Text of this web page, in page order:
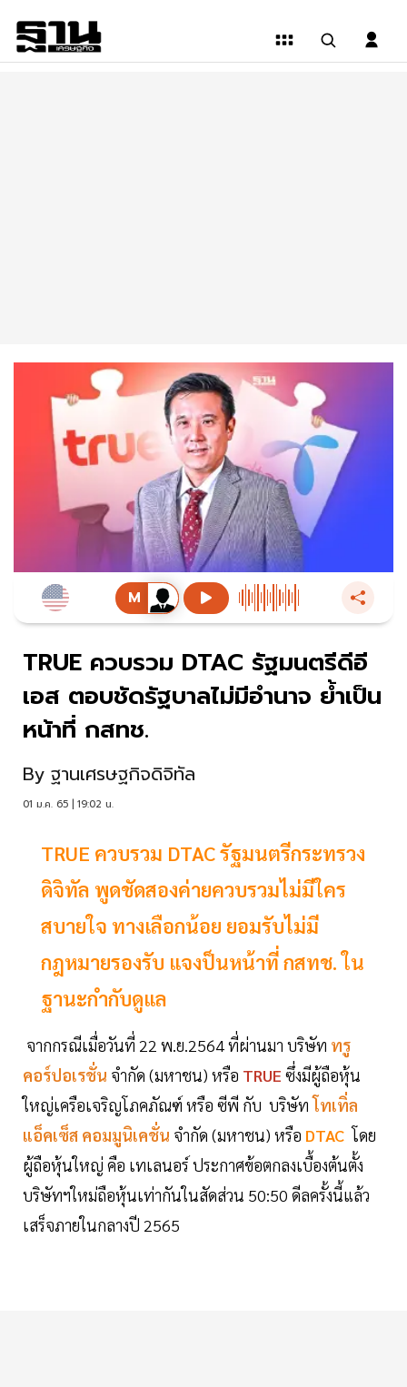
TRUE ควบรวม DTAC รัฐมนตรีดีอี
เอส ตอบชัดรัฐบาลไม่มีอำนาจ ย้ำเป็น
หน้าที่ กสทช.
By ฐานเศรษฐกิจดิจิทัล
01 ม.ค. 65 | 19:02 น.
TRUE ควบรวม DTAC รัฐมนตรีกระทรวง
ดิจิทัล พูดชัดสองค่ายควบรวมไม่มีใคร
สบายใจ ทางเลือกน้อย ยอมรับไม่มี
กฎหมายรองรับ แจงป็นหน้าที่ กสทช. ใน
ฐานะกำกับดูแล
จากกรณีเมื่อวันที่ 22 พ.ย.2564 ที่ผ่านมา บริษัท ทรู
คอร์ปอเรชั่น จำกัด (มหาชน) หรือ TRUE ซึ่งมีผู้ถือหุ้น
ใหญ่เครือเจริญโภคภัณฑ์ หรือ ซีพี กับ บริษัทโทเทิ่ล
แอ็คเซ็ส คอมมูนิเคชั่น จำกัด (มหาชน) หรือ DTAC โดย
ผู้ถือหุ้นใหญ่ คือ เทเลนอร์ ประกาศข้อตกลงเบื้องต้นตั้ง
บริษัทฯใหม่ถือหุ้นเท่ากันในสัดส่วน 50:50 ดีลครั้งนี้แล้ว
เสร็จภายในกลางปี 2565